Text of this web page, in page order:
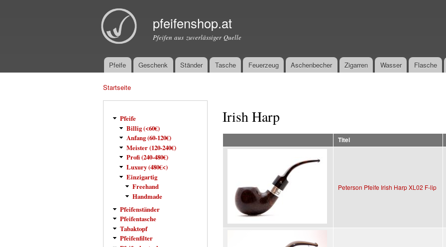
pfeifenshop.at
Pfeifen aus zuverlässiger Quelle
Hauptmenü
Pfeife Geschenk Ständer Tasche Feuerzeug Aschenbecher Zigarren Wasser Flasche
Startseite
Pfeife
Billig (<60€)
Anfang (60-120€)
Meister (120-240€)
Profi (240-480€)
Luxury (480€<)
Einzigartig
Freehand
Handmade
Pfeifenständer
Pfeifentasche
Tabaktopf
Pfeifenfilter
Irish Harp
Titel
Peterson Pfeife Irish Harp XL02 F-lip